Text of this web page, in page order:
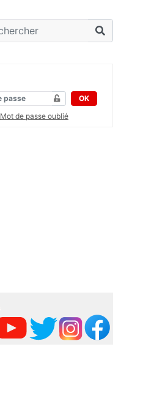
OK
Mot de passe oublié